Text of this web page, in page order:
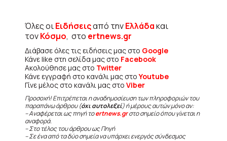
Όλες οιΕιδήσειςαπό τηνΕλλάδακαι
τονΚόσμο, στο ertnews.gr
Διάβασε όλες τις ειδήσεις μας στο Google
Κάνε like στη σελίδα μας στο Facebook
Ακολούθησε μας στο Twitter
Κάνε εγγραφή στο κανάλι μας στοYoutube
Γίνε μέλος στο κανάλι μας στο Viber
Προσοχή! Επιτρέπεται η αναδημοσίευση των πληροφοριών του
παραπάνω άρθρου (όχι αυτολεξεί) ή μέρους αυτών μόνο αν:
– Αναφέρεται ως πηγή τοertnews.grστο σημείο όπου γίνεται η
αναφορά.
– Στο τέλος του άρθρου ως Πηγή
– Σε ένα από τα δύο σημεία να υπάρχει ενεργός σύνδεσμος